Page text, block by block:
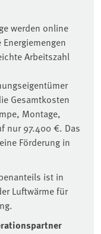
werden online
Arbeitszahl
Gesamtkosten
Montage,
nur 97.400 €. Das
Förderung in
ist in
Luftwärme für